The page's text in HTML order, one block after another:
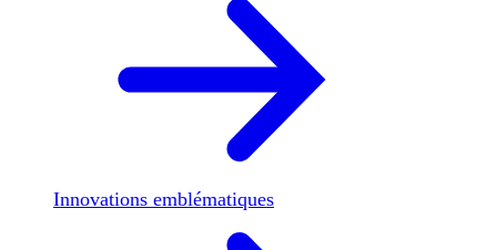
Innovations emblématiques